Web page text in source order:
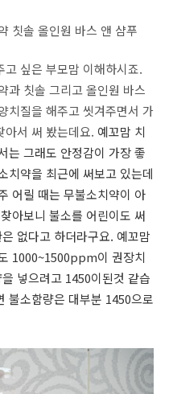
칫솔 올인원 바스 앤 샴푸
싶은 부모맘 이해하시죠.
과 칫솔 그리고 올인원 바스
치질을 해주고 씻겨주면서 가
아서 써 봤는데요. 예꼬맘 치
는 그래도 안정감이 가장 좋
치약을 최근에 써보고 있는데
어릴 때는 무불소치약이 아
아보니 불소를 어린이도 써
없다고 하더라구요. 예꼬맘
1000~1500ppm이 권장치
넣으려고 1450이된것 같습
불소함량은 대부분 1450으로